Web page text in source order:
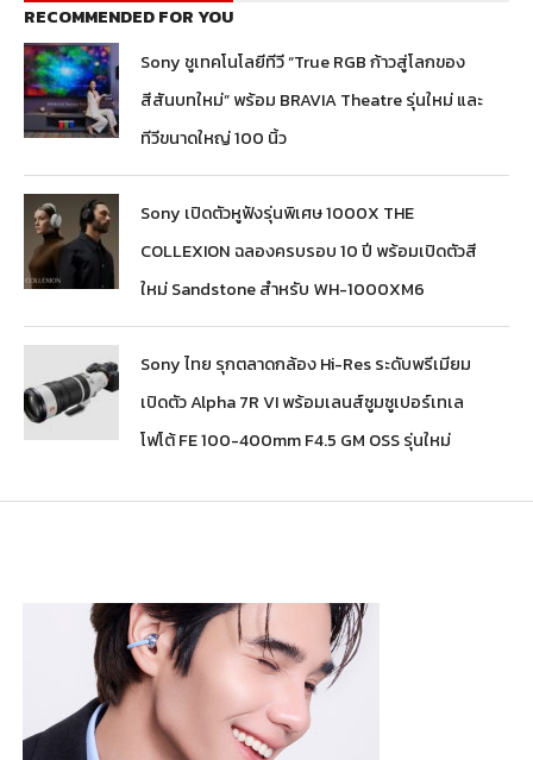
RECOMMENDED FOR YOU
Sony ชูเทคโนโลยีทีวี “True RGB ก้าวสู่โลกของ
สีสันบทใหม่” พร้อม BRAVIA Theatre รุ่นใหม่ และ
ทีวีขนาดใหญ่ 100 นิ้ว
Sony เปิดตัวหูฟังรุ่นพิเศษ 1000X THE
COLLEXION ฉลองครบรอบ 10 ปี พร้อมเปิดตัวสี
ใหม่ Sandstone สำหรับ WH-1000XM6
Sony ไทย รุกตลาดกล้อง Hi-Res ระดับพรีเมียม
เปิดตัว Alpha 7R VI พร้อมเลนส์ซูมซูเปอร์เทเล
โฟโต้ FE 100-400mm F4.5 GM OSS รุ่นใหม่